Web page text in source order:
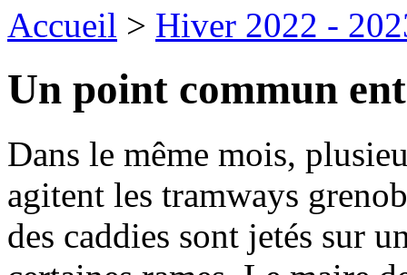
Accueil > Hiver 2022 -
Un point commun
Dans le même mois,
agitent les tramways
des caddies sont jetés sur